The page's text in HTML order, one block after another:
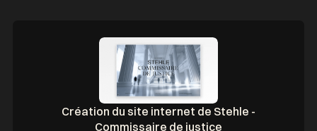
Création du site internet de Stehle -
Commissaire de justice